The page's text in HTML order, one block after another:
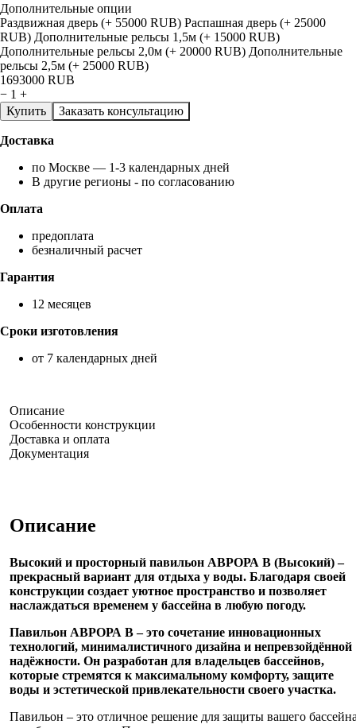
Дополнительные опции
Раздвижная дверь (+ 55000 RUB) Распашная дверь (+ 25000
RUB) Дополнительные рельсы 1,5м (+ 15000 RUB)
Дополнительные рельсы 2,0м (+ 20000 RUB) Дополнительные
рельсы 2,5м (+ 25000 RUB)
1693000 RUB
− 1 +
Купить
Заказать консультацию
Доставка
по Москве — 1-3 календарных дней
В другие регионы - по согласованию
Оплата
предоплата
безналичный расчет
Гарантия
12 месяцев
Сроки изготовления
от 7 календарных дней
Описание
Особенности конструкции
Доставка и оплата
Документация
Описание
Высокий и просторный павильон АВРОРА В (Высокий) –
прекрасный вариант для отдыха у воды. Благодаря своей
конструкции создает уютное пространство и позволяет
наслаждаться временем у бассейна в любую погоду.
Павильон АВРОРА В– это сочетание инновационных
технологий, минималистичного дизайна и непревзойдённой
надёжности. Он разработан для владельцев бассейнов,
которые стремятся к максимальному комфорту, защите
воды и эстетической привлекательности своего участка.
Павильон – это отличное решение для защиты вашего